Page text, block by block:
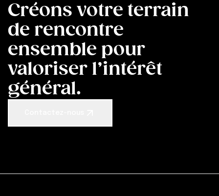
Créons votre terrain
de rencontre
ensemble pour
valoriser l’intérêt
général.